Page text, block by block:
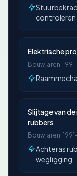
controleren
Elektrische
Bouwjaren:
Slijtage van
rubbers
Bouwjaren:
Achteras
wegligging